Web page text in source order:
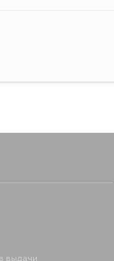
выдачи